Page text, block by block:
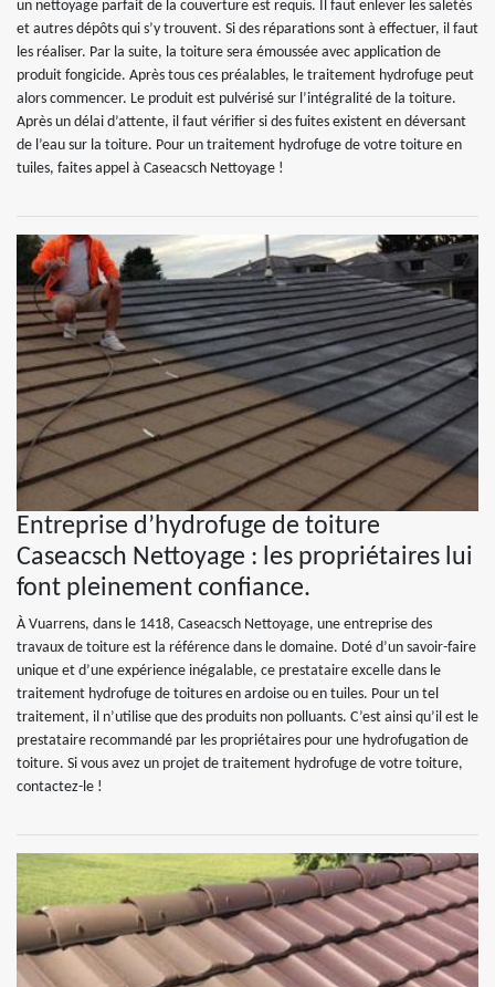
un nettoyage parfait de la couverture est requis. Il faut enlever les saletés
et autres dépôts qui s’y trouvent. Si des réparations sont à effectuer, il faut
les réaliser. Par la suite, la toiture sera émoussée avec application de
produit fongicide. Après tous ces préalables, le traitement hydrofuge peut
alors commencer. Le produit est pulvérisé sur l’intégralité de la toiture.
Après un délai d’attente, il faut vérifier si des fuites existent en déversant
de l’eau sur la toiture. Pour un traitement hydrofuge de votre toiture en
tuiles, faites appel à Caseacsch Nettoyage !
Entreprise d’hydrofuge de toiture
Caseacsch Nettoyage : les propriétaires lui
font pleinement confiance.
À Vuarrens, dans le 1418, Caseacsch Nettoyage, une entreprise des
travaux de toiture est la référence dans le domaine. Doté d’un savoir-faire
unique et d’une expérience inégalable, ce prestataire excelle dans le
traitement hydrofuge de toitures en ardoise ou en tuiles. Pour un tel
traitement, il n’utilise que des produits non polluants. C’est ainsi qu’il est le
prestataire recommandé par les propriétaires pour une hydrofugation de
toiture. Si vous avez un projet de traitement hydrofuge de votre toiture,
contactez-le !